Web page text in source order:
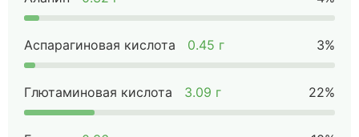
Аспарагиновая кислота 0.45 г 3%
Глютаминовая кислота 3.09 г 22%